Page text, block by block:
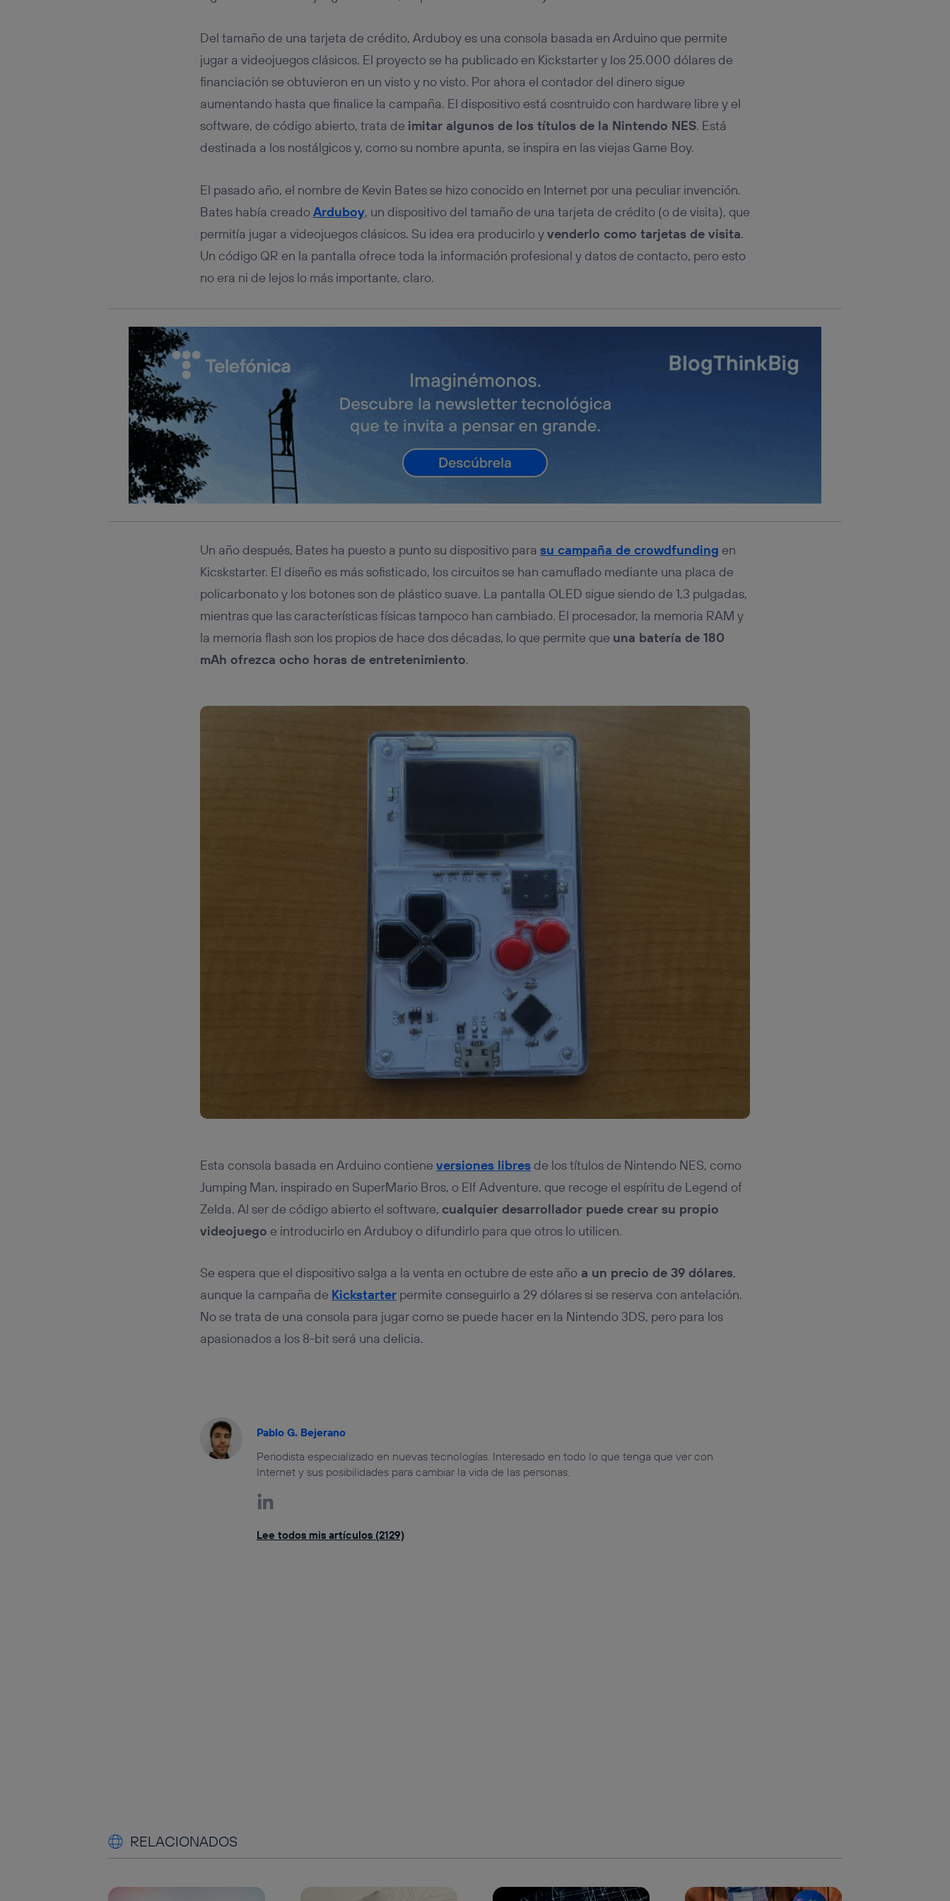
Del tamaño de una tarjeta de crédito, Arduboy es una consola basada en Arduino que permite
jugar a videojuegos clásicos. El proyecto se ha publicado en Kickstarter y los 25.000 dólares de
financiación se obtuvieron en un visto y no visto. Por ahora el contador del dinero sigue
aumentando hasta que finalice la campaña. El dispositivo está cosntruido con hardware libre y el
software, de código abierto, trata de imitar algunos de los títulos de la Nintendo NES. Está
destinada a los nostálgicos y, como su nombre apunta, se inspira en las viejas Game Boy.
El pasado año, el nombre de Kevin Bates se hizo conocido en Internet por una peculiar invención.
Bates había creadoArduboy, un dispositivo del tamaño de una tarjeta de crédito (o de visita), que
permitía jugar a videojuegos clásicos. Su idea era producirlo yvenderlo como tarjetas de visita.
Un código QR en la pantalla ofrece toda la información profesional y datos de contacto, pero esto
no era ni de lejos lo más importante, claro.
Un año después, Bates ha puesto a punto su dispositivo para su campaña de crowdfunding en
Kicskstarter. El diseño es más sofisticado, los circuitos se han camuflado mediante una placa de
policarbonato y los botones son de plástico suave. La pantalla OLED sigue siendo de 1,3 pulgadas,
mientras que las características físicas tampoco han cambiado. El procesador, la memoria RAM y
la memoria flash son los propios de hace dos décadas, lo que permite que una batería de 180
mAh ofrezca ocho horas de entretenimiento.
Esta consola basada en Arduino contiene versiones libresde los títulos de Nintendo NES, como
Jumping Man, inspirado en SuperMario Bros, o Elf Adventure, que recoge el espíritu de Legend of
Zelda. Al ser de código abierto el software, cualquier desarrollador puede crear su propio
videojuego e introducirlo en Arduboy o difundirlo para que otros lo utilicen.
Se espera que el dispositivo salga a la venta en octubre de este añoa un precio de 39 dólares,
aunque la campaña de Kickstarterpermite conseguirlo a 29 dólares si se reserva con antelación.
No se trata de una consola para jugar como se puede hacer en la Nintendo 3DS, pero para los
apasionados a los 8-bit será una delicia.
Pablo G. Bejerano
Periodista especializado en nuevas tecnologías. Interesado en todo lo que tenga que ver con
Internet y sus posibilidades para cambiar la vida de las personas.
Lee todos mis artículos (2129)
RELACIONADOS
Si utilizas una
conexión de banda ancha
realizará en función de las actividades de navegación de los miembros del hogar que
hayan dado su consentimiento.
únicamente en la navegación del usuario del móvil.
Puedes gestionar los consentimientos Utiq seleccionando “Administrar Utiq” en la parte
inferior de esta página web o visitando el
portal de privacidad de Utiq (“consenthub”)
Para más información, consulta la política de privacidad de Utiq .